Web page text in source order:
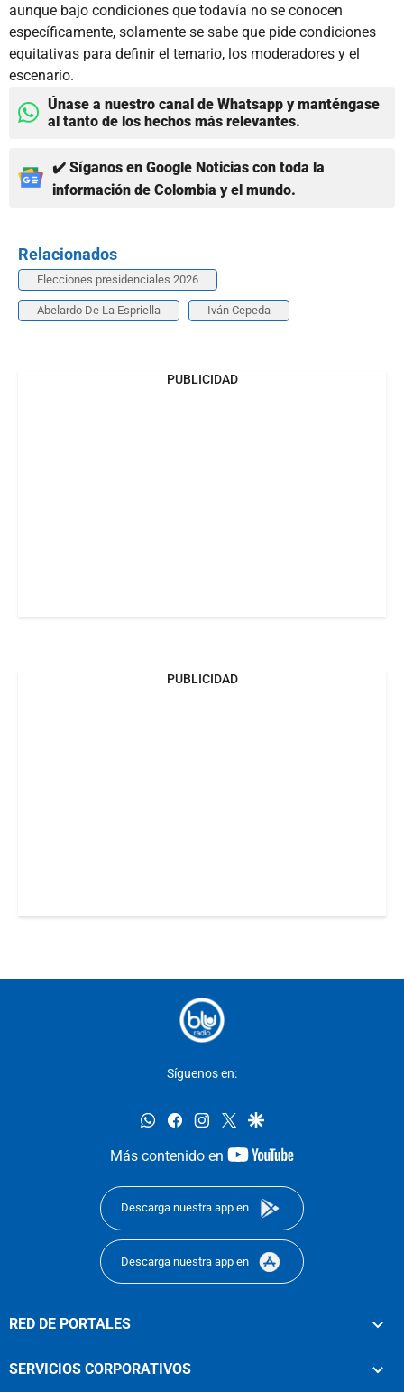
aunque bajo condiciones que todavía no se conocen
específicamente, solamente se sabe que pide condiciones
equitativas para definir el temario, los moderadores y el
escenario.
Únase a nuestro canal de Whatsapp y manténgase
al tanto de los hechos más relevantes.
✔️ Síganos en Google Noticias con toda la
información de Colombia y el mundo.
Relacionados
Elecciones presidenciales 2026
Abelardo De La Espriella Iván Cepeda
PUBLICIDAD
PUBLICIDAD
Síguenos en:
whatsappfacebookinstagram
twittergoogle
Más contenido en
youtube-
Descarga nuestra app en
Descarga nuestra app en
RED DE PORTALES
SERVICIOS CORPORATIVOS